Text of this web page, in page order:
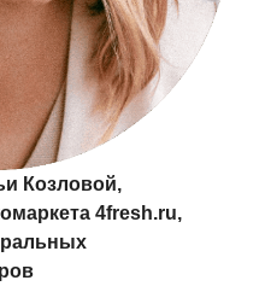
Козловой,
4fresh.ru,